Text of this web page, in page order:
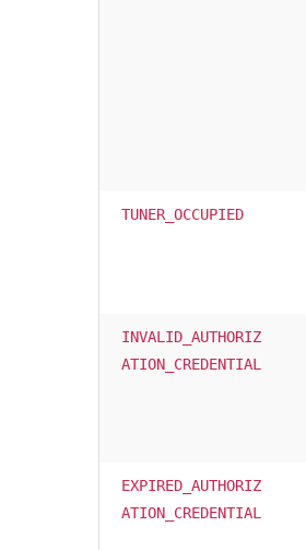
TUNER_OCCUPIED
INVALID_AUTHORIZ
ATION_CREDENTIAL
EXPIRED_AUTHORIZ
ATION_CREDENTIAL